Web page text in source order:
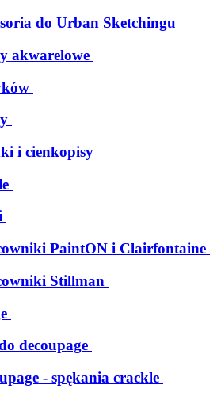
do Urban Sketchingu
akwarelowe
i cienkopisy
PaintON i Clairfontaine
Stillman
decoupage
- spękania crackle